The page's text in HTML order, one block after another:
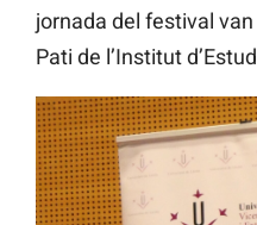
jornada del festival
Pati de l’Institut